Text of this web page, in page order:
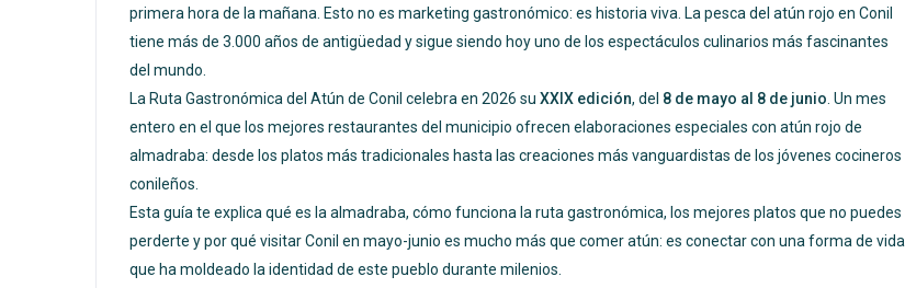
primera hora de la mañana. Esto no es marketing gastronómico: es historia viva. La pesca del atún rojo en Conil
tiene más de 3.000 años de antigüedad y sigue siendo hoy uno de los espectáculos culinarios más fascinantes
del mundo.
La Ruta Gastronómica del Atún de Conil celebra en 2026 su XXIX edición, del 8 de mayo al 8 de junio . Un mes
entero en el que los mejores restaurantes del municipio ofrecen elaboraciones especiales con atún rojo de
almadraba: desde los platos más tradicionales hasta las creaciones más vanguardistas de los jóvenes cocineros
conileños.
Esta guía te explica qué es la almadraba, cómo funciona la ruta gastronómica, los mejores platos que no puedes
perderte y por qué visitar Conil en mayo-junio es mucho más que comer atún: es conectar con una forma de vida
que ha moldeado la identidad de este pueblo durante milenios.